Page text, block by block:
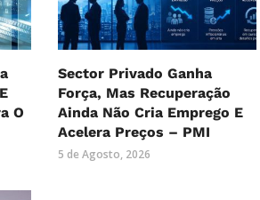
O
Sector Privado Ganha
Força, Mas Recuperação
Ainda Não Cria Emprego E
Acelera Preços – PMI
5 de Agosto, 2026